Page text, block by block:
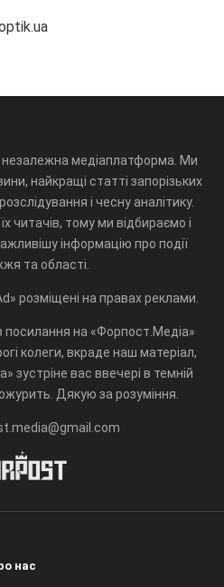
незалежна медіаплатформа. Ми
найкращі статті запорізьких
і чесну аналітику.
читачів, тому ми відбираємо і
інформацію про події
та області.
розміщені на правах реклами.
посилання на «Форпост.Медіа»
колеги, вкраде наш матеріал,
зустріне вас ввечері в темній
Дякую за розуміння.
нас